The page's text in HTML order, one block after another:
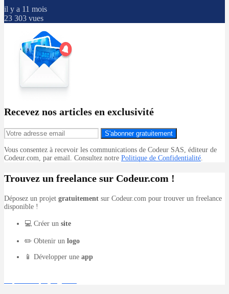
il y a 11 mois
23 303 vues
Recevez nos articles en exclusivité
S'abonner gratuitement
Vous consentez à recevoir les communications de Codeur SAS, éditeur de
Codeur.com, par email. Consultez notre Politique de Confidentialité.
Trouvez un freelance sur Codeur.com !
Déposez un projet gratuitement sur Codeur.com pour trouver un freelance
disponible !
💻 Créer un site
✏️ Obtenir un logo
📱 Développer une app